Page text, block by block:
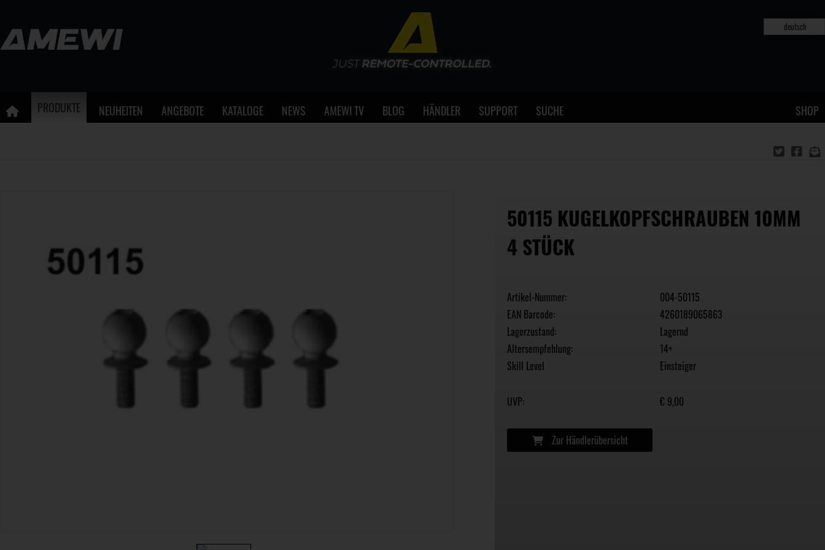
deutsch
PRODUKTE NEUHEITEN ANGEBOTE KATALOGE NEWS AMEWI TV BLOG HÄNDLER SUPPORT SUCHE SHOP
50115 KUGELKOPFSCHRAUBEN 10MM
4 STÜCK
Artikel-Nummer:
004-50115
EAN Barcode:
4260189065863
Lagerzustand:
Lagernd
Altersempfehlung:
14+
Skill Level
Einsteiger
UVP: € 9,00
Zur Händlerübersicht